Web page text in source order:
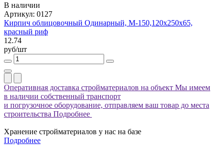
В наличии
Артикул: 0127
Кирпич облицовочный Одинарный, М-150,120x250x65,
красный риф
12.74
руб/шт
Оперативная доставка стройматериалов на объект Мы имеем
в наличии собственный транспорт
и погрузочное оборудование, отправляем ваш товар до места
строительства Подробнее
Хранение стройматериалов у нас на базе
Подробнее